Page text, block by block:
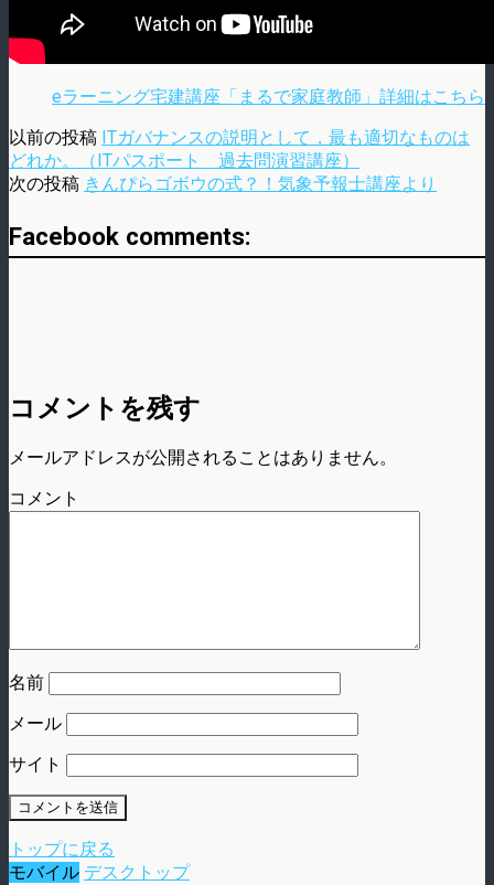
eラーニング宅建講座「まるで家庭教師」詳細はこちら
以前の投稿 ITガバナンスの説明として，最も適切なものは
どれか。（ITパスポート 過去問演習講座）
次の投稿 きんぴらゴボウの式？！気象予報士講座より
Facebook comments:
コメントを残す
メールアドレスが公開されることはありません。
コメント
名前
メール
サイト
トップに戻る
モバイル デスクトップ